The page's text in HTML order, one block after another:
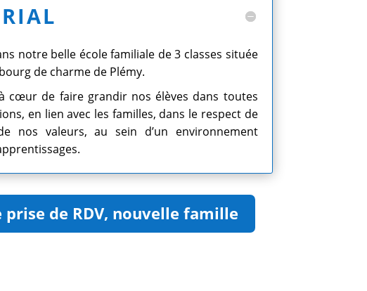
notre belle école familiale de 3 classes située
de charme de Plémy.
cœur de faire grandir nos élèves dans toutes
en lien avec les familles, dans le respect de
nos valeurs, au sein d’un environnement
prise de RDV, nouvelle famille